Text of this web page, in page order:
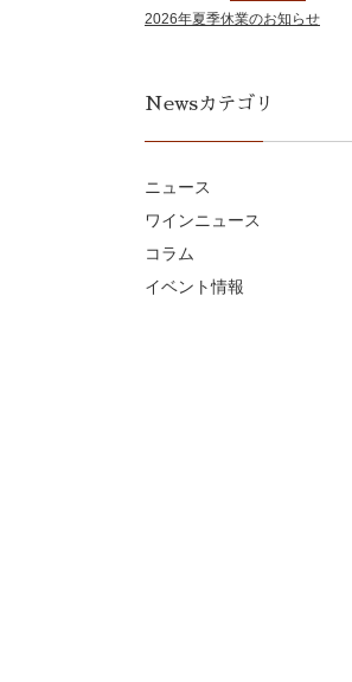
2026年夏季休業のお知らせ
Newsカテゴリ
ニュース
ワインニュース
コラム
イベント情報